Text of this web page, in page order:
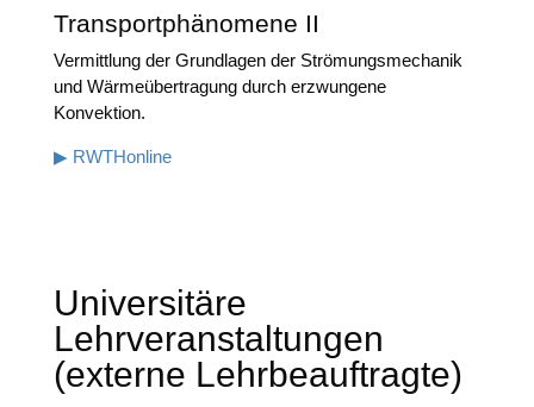
Transportphänomene II
Ver­mitt­lung der Grund­la­gen der Strö­mungs­me­cha­nik
und Wär­me­über­tra­gung durch erzwun­ge­ne
Konvektion.
▶ RWTHon­line
Universitäre
Lehrveranstaltungen
(externe Lehrbeauftragte)